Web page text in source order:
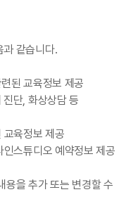
같습니다.
된 교육정보 제공
단, 화상상담 등
교육정보 제공
스튜디오 예약정보 제공
용을 추가 또는 변경할 수